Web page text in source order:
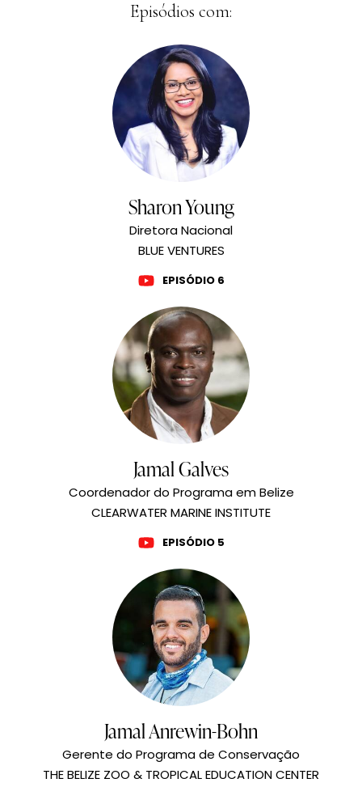
Episódios com:
Sharon Young
Diretora Nacional
BLUE VENTURES
EPISÓDIO 6
Jamal Galves
Coordenador do Programa em Belize
CLEARWATER MARINE INSTITUTE
EPISÓDIO 5
Jamal Anrewin-Bohn
Gerente do Programa de Conservação
THE BELIZE ZOO & TROPICAL EDUCATION CENTER